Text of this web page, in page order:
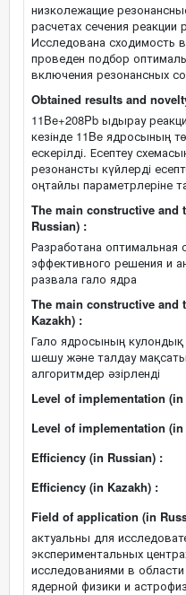
низколежащие
расчетах сечения реакции
Исследована сходимость
проведен подбор
включения резонансных
Obtained results and
11Be+208Pb ыдырау
кезінде 11Be ядросының
ескерілді. Есептеу
резонансты күйлерді
оңтайлы параметрлеріне
The main constructive
Russian) :
Разработана оптимальная
эффективного решения и
развала гало ядра
The main constructive
Kazakh) :
Гало ядросының кулондық
шешу және талдау
алгоритмдер әзірленді
Level of implementation
Level of implementation (in
Efficiency (in Russian) :
Efficiency (in Kazakh) :
Field of application (in
актуальны для
экспериментальных
исследованиями в
ядерной физики и